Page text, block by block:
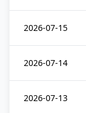
2026-07-15
2026-07-14
2026-07-13